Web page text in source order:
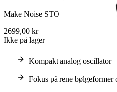
Make Noise STO
2699,00 kr
Ikke på lager
Kompakt analog oscillator
Fokus på rene bølgeformer